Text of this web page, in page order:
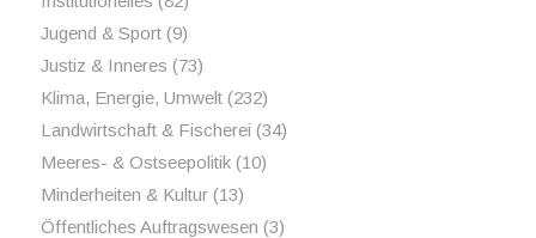
Jugend & Sport(9)
Justiz & Inneres (73)
Klima, Energie, Umwelt(232)
Landwirtschaft & Fischerei (34)
Meeres- & Ostseepolitik(10)
Minderheiten & Kultur(13)
Öffentliches Auftragswesen (3)